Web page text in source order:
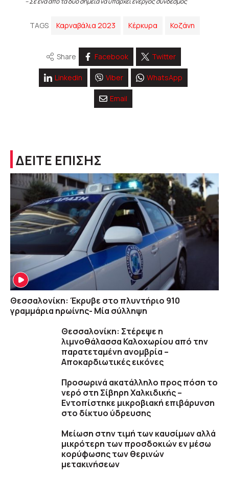
TAGS Καρναβάλια 2023 Κέρκυρα Κοζάνη
Share Facebook Twitter
Linkedin Viber WhatsApp
Email
ΔΕΙΤΕ ΕΠΙΣΗΣ
Θεσσαλονίκη: Έκρυβε στο πλυντήριο 910
γραμμάρια ηρωίνης- Μία σύλληψη
Θεσσαλονίκη: Στέρεψε η
λιμνοθάλασσα Καλοχωρίου από την
παρατεταμένη ανομβρία –
Αποκαρδιωτικές εικόνες
Προσωρινά ακατάλληλο προς πόση το
νερό στη Σίβηρη Χαλκιδικής –
Εντοπίστηκε μικροβιακή επιβάρυνση
στο δίκτυο ύδρευσης
Μείωση στην τιμή των καυσίμων αλλά
μικρότερη των προσδοκιών εν μέσω
κορύφωσης των θερινών
μετακινήσεων